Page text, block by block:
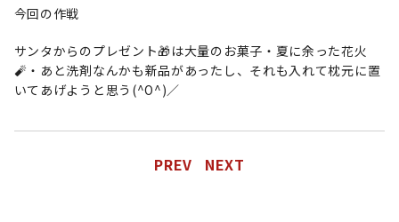
今回の作戦
サンタからのプレゼント🎁は大量のお菓子・夏に余った花火
🧨・あと洗剤なんかも新品があったし、それも入れて枕元に置
いてあげようと思う(^O^)／
PREV NEXT